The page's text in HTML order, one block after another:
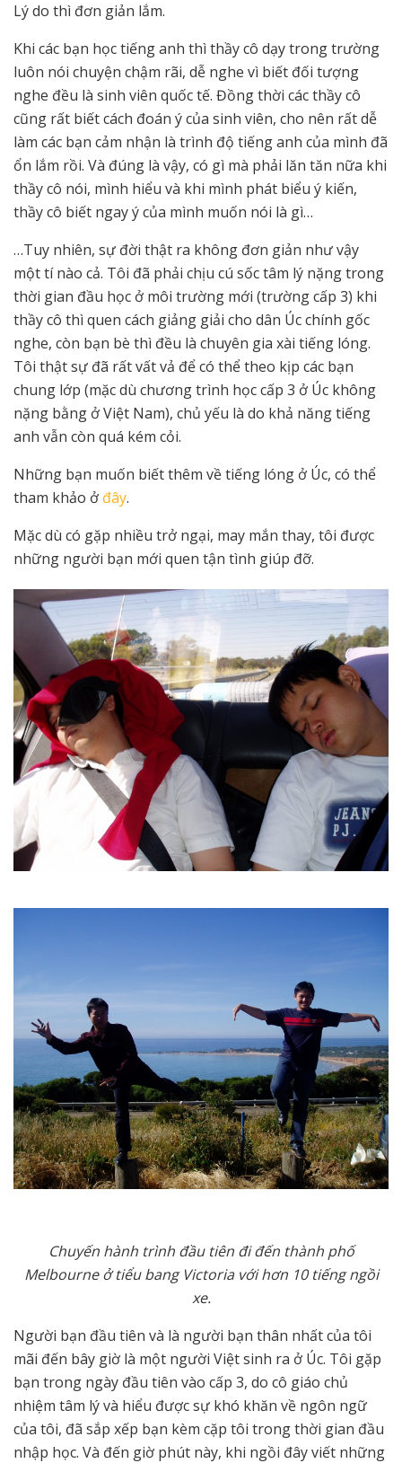
Lý do thì đơn giản lắm.
Khi các bạn học tiếng anh thì thầy cô dạy trong trường
luôn nói chuyện chậm rãi, dễ nghe vì biết đối tượng
nghe đều là sinh viên quốc tế. Đồng thời các thầy cô
cũng rất biết cách đoán ý của sinh viên, cho nên rất dễ
làm các bạn cảm nhận là trình độ tiếng anh của mình đã
ổn lắm rồi. Và đúng là vậy, có gì mà phải lăn tăn nữa khi
thầy cô nói, mình hiểu và khi mình phát biểu ý kiến,
thầy cô biết ngay ý của mình muốn nói là gì…
…Tuy nhiên, sự đời thật ra không đơn giản như vậy
một tí nào cả. Tôi đã phải chịu cú sốc tâm lý nặng trong
thời gian đầu học ở môi trường mới (trường cấp 3) khi
thầy cô thì quen cách giảng giải cho dân Úc chính gốc
nghe, còn bạn bè thì đều là chuyên gia xài tiếng lóng.
Tôi thật sự đã rất vất vả để có thể theo kịp các bạn
chung lớp (mặc dù chương trình học cấp 3 ở Úc không
nặng bằng ở Việt Nam), chủ yếu là do khả năng tiếng
anh vẫn còn quá kém cỏi.
Những bạn muốn biết thêm về tiếng lóng ở Úc, có thể
tham khảo ở đây.
Mặc dù có gặp nhiều trở ngại, may mắn thay, tôi được
những người bạn mới quen tận tình giúp đỡ.
Chuyến hành trình đầu tiên đi đến thành phố
Melbourne ở tiểu bang Victoria với hơn 10 tiếng ngồi
xe.
Người bạn đầu tiên và là người bạn thân nhất của tôi
mãi đến bây giờ là một người Việt sinh ra ở Úc. Tôi gặp
bạn trong ngày đầu tiên vào cấp 3, do cô giáo chủ
nhiệm tâm lý và hiểu được sự khó khăn về ngôn ngữ
của tôi, đã sắp xếp bạn kèm cặp tôi trong thời gian đầu
nhập học. Và đến giờ phút này, khi ngồi đây viết những